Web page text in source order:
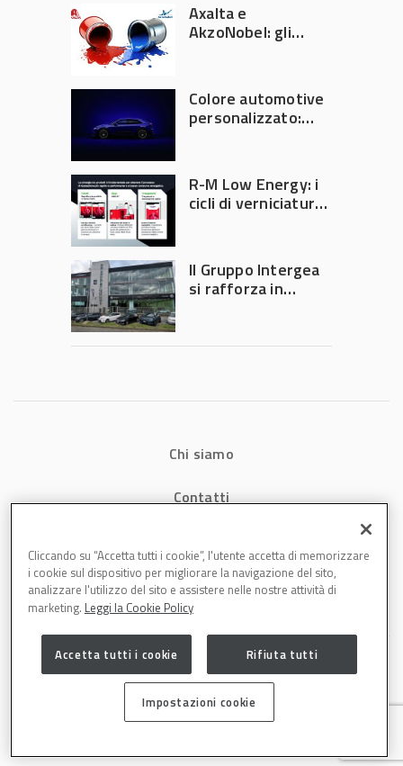
Axalta e
AkzoNobel: gli
Colore automotive
personalizzato:
diventa ingegneria
di precisione
R-M Low Energy: i
cicli di verniciatura
tempi e costi in
carrozzeria
Il Gruppo Intergea
si rafforza in
Chi siamo
Contatti
Cookies
Carrozzeria è una testata di DBInformation Spa P.IVA 09293820156 | Centro
Cliccando su “Accetta tutti i cookie”, l'utente accetta di memorizzare
i cookie sul dispositivo per migliorare la navigazione del sito,
analizzare l'utilizzo del sito e assistere nelle nostre attività di
marketing. Leggi la Cookie Policy
Accetta tutti i cookie Rifiuta tutti
Impostazioni cookie